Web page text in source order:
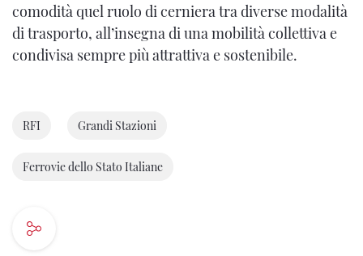
comodità quel ruolo di cerniera tra diverse modalità
di trasporto, all’insegna di una mobilità collettiva e
condivisa sempre più attrattiva e sostenibile.
RFI Grandi Stazioni
Ferrovie dello Stato Italiane